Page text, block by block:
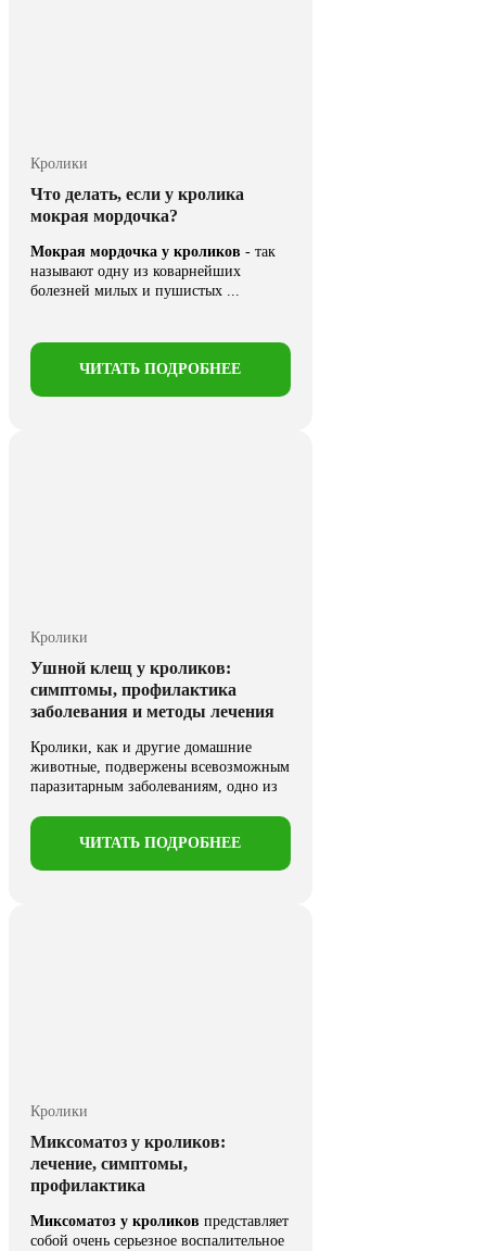
Кролики
Что делать, если у кролика
мокрая мордочка?
Мокрая мордочка у кроликов - так
называют одну из коварнейших
болезней милых и пушистых ...
ЧИТАТЬ ПОДРОБНЕЕ
Кролики
Ушной клещ у кроликов:
симптомы, профилактика
заболевания и методы лечения
Кролики, как и другие домашние
животные, подвержены всевозможным
паразитарным заболеваниям, одно из
ЧИТАТЬ ПОДРОБНЕЕ
Кролики
Миксоматоз у кроликов:
лечение, симптомы,
профилактика
Миксоматоз у кроликов представляет
собой очень серьезное воспалительное